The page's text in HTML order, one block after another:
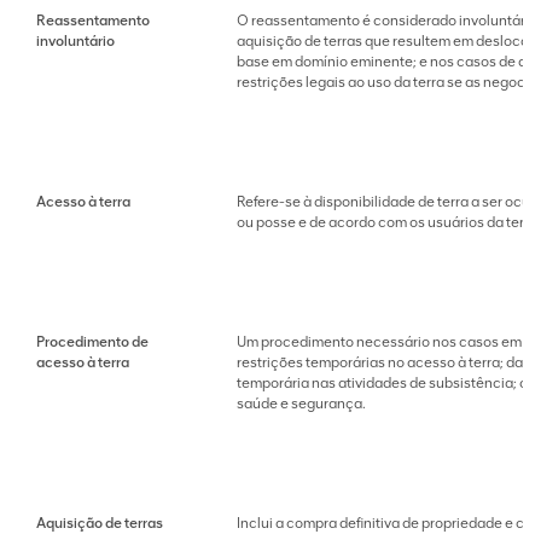
Reassentamento
involuntário
O reassentamento é considerado
aquisição de terras que resultem em
base em domínio eminente; e nos casos de
restrições legais ao uso da terra se as
Acesso à terra
Refere-se à disponibilidade de terra a ser
ou posse e de acordo com os usuários da
Procedimento de
acesso à terra
Um procedimento necessário nos casos em
restrições temporárias no acesso à terra;
temporária nas atividades de subsistência;
saúde e segurança.
Aquisição de terras Inclui a compra definitiva de propriedade e